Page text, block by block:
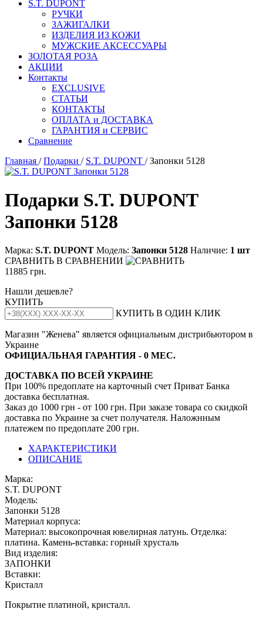
S.T. DUPONT
РУЧКИ
ЗАЖИГАЛКИ
ИЗДЕЛИЯ ИЗ КОЖИ
МУЖСКИЕ АКСЕССУАРЫ
ЗОЛОТАЯ РОЗА
АКЦИИ
Контакты
EXCLUSIVE
СТАТЬИ
КОНТАКТЫ
ОПЛАТА и ДОСТАВКА
ГАРАНТИЯ и СЕРВИС
Сравнение
Главная /Подарки / S.T. DUPONT / Запонки 5128
Подарки S.T. DUPONT
Запонки 5128
Марка: S.T. DUPONT Модель: Запонки 5128 Наличие: 1 шт
СРАВНИТЬ В СРАВНЕНИИ
11885 грн.
Нашли дешевле?
КУПИТЬ
КУПИТЬ В ОДИН КЛИК
Магазин "Женева" является официальным дистрибьютором в
Украине
ОФИЦИАЛЬНАЯ ГАРАНТИЯ - 0 МЕС.
ДОСТАВКА ПО ВСЕЙ УКРАИНЕ
При 100% предоплате на карточный счет Приват Банка
доставка бесплатная.
Заказ до 1000 грн - от 100 грн. При заказе товара со скидкой
доставка по Украине за счет получателя. Наложнным
платежем по предоплате 200 грн.
ХАРАКТЕРИСТИКИ
ОПИСАНИЕ
Марка:
S.T. DUPONT
Модель:
Запонки 5128
Материал корпуса:
Материал: высокопрочная ювелирная латунь. Отделка:
платина. Камень-вставка: горный хрусталь
Вид изделия:
ЗАПОНКИ
Вставки:
Кристалл
Покрытие платиной, кристалл.